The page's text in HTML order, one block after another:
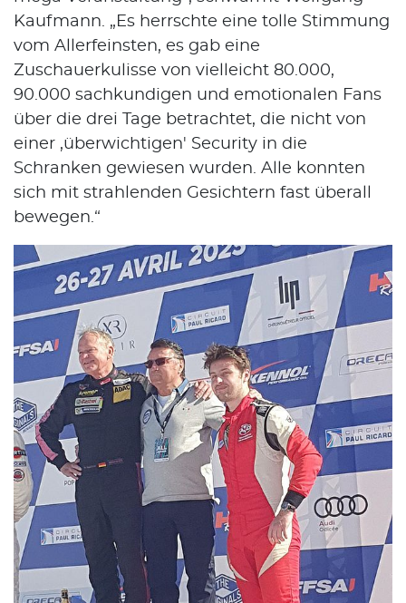
Kaufmann. „Es herrschte eine tolle Stimmung
vom Allerfeinsten, es gab eine
Zuschauerkulisse von vielleicht 80.000,
90.000 sachkundigen und emotionalen Fans
über die drei Tage betrachtet, die nicht von
einer ,überwichtigen' Security in die
Schranken gewiesen wurden. Alle konnten
sich mit strahlenden Gesichtern fast überall
bewegen.“